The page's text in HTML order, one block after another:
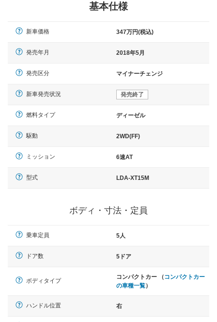
基本仕様
新車価格 347万円(税込)
発売年月 2018年5月
発売区分 マイナーチェンジ
新車発売状況 発売終了
燃料タイプ ディーゼル
駆動 2WD(FF)
ミッション 6速AT
型式 LDA-XT15M
ボディ・寸法・定員
乗車定員 5人
ドア数 5ドア
ボディタイプ
コンパクトカー （コンパクトカー
の車種一覧）
ハンドル位置 右